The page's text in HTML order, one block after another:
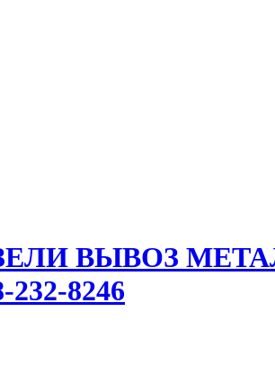
ВЫВОЗ
8246